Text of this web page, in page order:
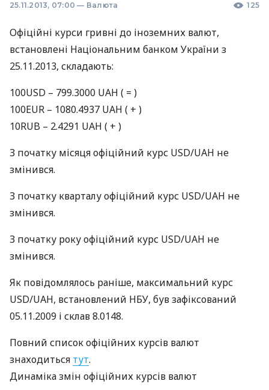
25.11.2013, 07:00 — Валюта 125
Офіційні курси гривні до iноземних валют,
встановлені Національним банком України з
25.11.2013, складають:
100USD – 799.3000 UAH ( = )
100EUR – 1080.4937 UAH ( + )
10RUB – 2.4291 UAH ( + )
З початку місяця офіційний курс USD/UAH не
змінився.
З початку кварталу офіційний курс USD/UAH не
змінився.
З початку року офіційний курс USD/UAH не
змінився.
Як повідомлялось раніше, максимальний курс
USD/UAH, встановлений НБУ, був зафіксований
05.11.2009 і склав 8.0148.
Повний список офіційних курсів валют
знаходиться тут.
Динаміка змін офіційних курсів валют